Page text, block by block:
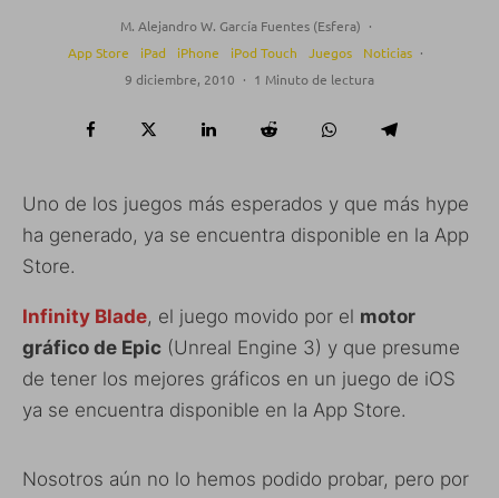
M. Alejandro W. García Fuentes (Esfera) ·
App Store
iPad iPhone iPod Touch Juegos Noticias ·
9 diciembre, 2010 · 1 Minuto de lectura
Uno de los juegos más esperados y que más hype
ha generado, ya se encuentra disponible en la App
Store.
Infinity Blade, el juego movido por el motor
gráfico de Epic (Unreal Engine 3) y que presume
de tener los mejores gráficos en un juego de iOS
ya se encuentra disponible en la App Store.
Nosotros aún no lo hemos podido probar, pero por